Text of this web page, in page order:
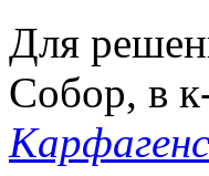
Для
Собор, в